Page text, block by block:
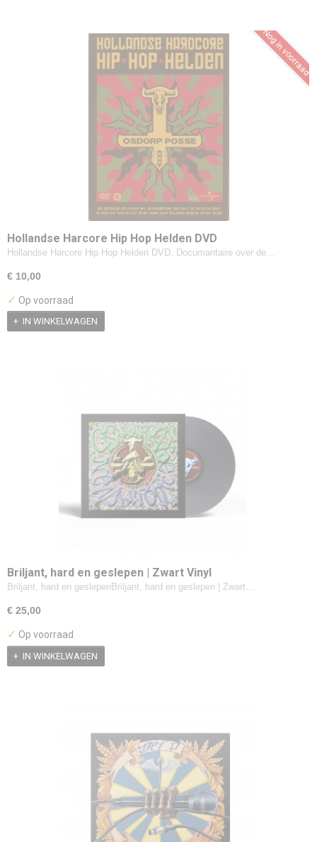
Nog in voorraad
Hollandse Harcore Hip Hop Helden DVD
Hollandse Harcore Hip Hop Helden DVD. Documantaire over de…
€ 10,00
✓ Op voorraad
IN WINKELWAGEN
Briljant, hard en geslepen | Zwart Vinyl
Briljant, hard en geslepenBriljant, hard en geslepen | Zwart…
€ 25,00
✓ Op voorraad
IN WINKELWAGEN